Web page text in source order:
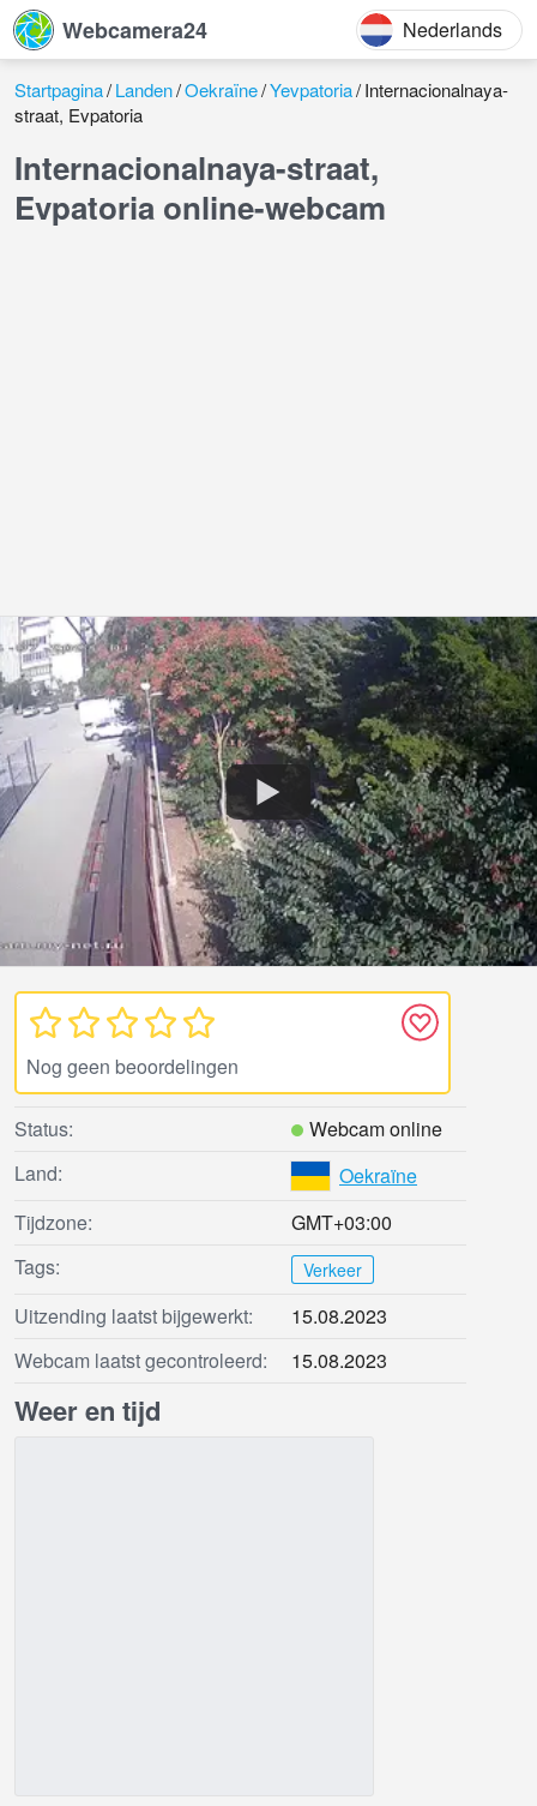
Webcamera24 Nederlands
Startpagina Landen Oekraïne Yevpatoria Internacionalnaya-
straat, Evpatoria
Internacionalnaya-straat,
Evpatoria online-webcam
Nog geen beoordelingen
Status:
Webcam online
Land:
Oekraïne
Tijdzone:
GMT+03:00
Tags:
Verkeer
Uitzending laatst bijgewerkt:
15.08.2023
Webcam laatst gecontroleerd:
15.08.2023
Weer en tijd